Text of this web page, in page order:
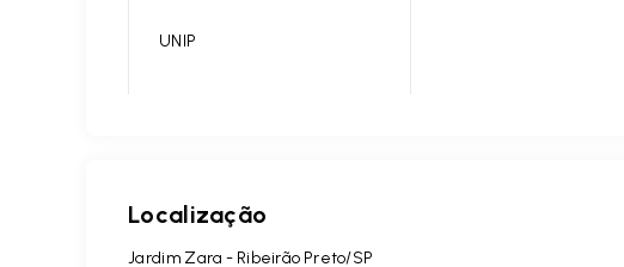
UNIP
Localização
Jardim Zara - Ribeirão Preto/SP